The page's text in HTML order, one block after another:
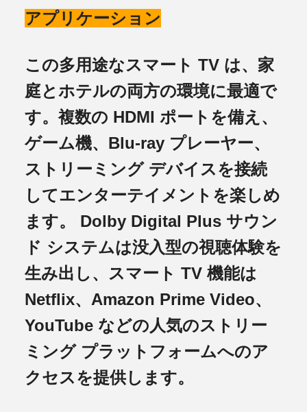
アプリケーション
この多用途なスマート TV は、家
庭とホテルの両方の環境に最適で
す。複数の HDMI ポートを備え、
ゲーム機、Blu-ray プレーヤー、
ストリーミング デバイスを接続
してエンターテイメントを楽しめ
ます。 Dolby Digital Plus サウン
ド システムは没入型の視聴体験を
生み出し、スマート TV 機能は
Netflix、Amazon Prime Video、
YouTube などの人気のストリー
ミング プラットフォームへのア
クセスを提供します。